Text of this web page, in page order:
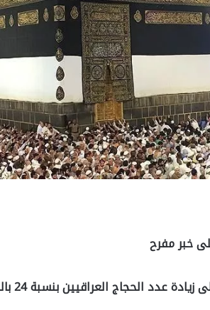
خبر مفرح
العراقيين بنسبة 24 بالمئة إلى 50 ألفا.